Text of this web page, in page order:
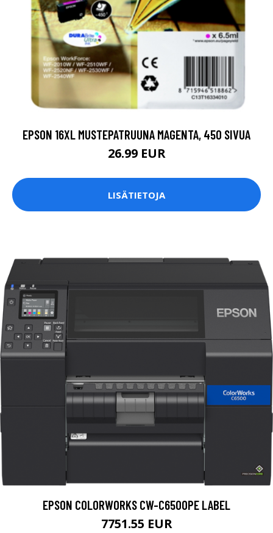
EPSON 16XL MUSTEPATRUUNA MAGENTA, 450 SIVUA
26.99 EUR
LISÄTIETOJA
EPSON COLORWORKS CW-C6500PE LABEL
7751.55 EUR